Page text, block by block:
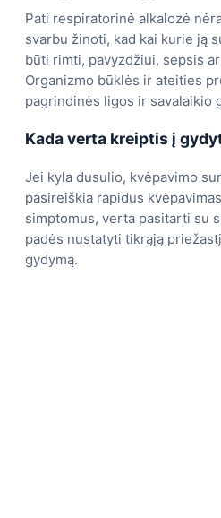
Pati respiratorinė alkalozė
svarbu žinoti, kad kai kurie ją
būti rimti, pavyzdžiui, sepsis
Organizmo būklės ir ateities
pagrindinės ligos ir savalaikio
Kada verta kreiptis į
Jei kyla dusulio, kvėpavimo
pasireiškia rapidus
simptomus, verta pasitarti su
padės nustatyti tikrąją
gydymą.